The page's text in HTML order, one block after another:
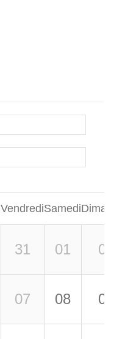
VendrediSamedi
31 01 02
07 08 09